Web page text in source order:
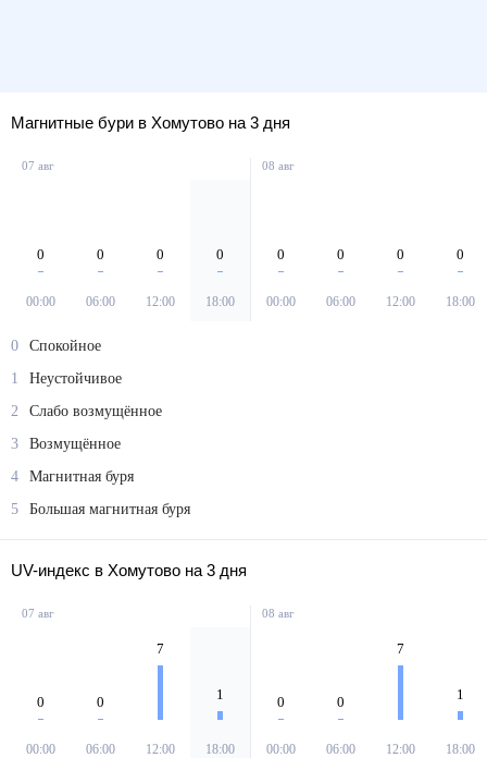
Магнитные бури в Хомутово на 3 дня
07 авг
0
00:00
0
06:00
0
12:00
0
18:00
08 авг
0
00:00
0
06:00
0
12:00
0
18:00
0
Спокойное
1
Неустойчивое
2
Слабо возмущённое
3
Возмущённое
4
Магнитная буря
5
Большая магнитная буря
UV-индекс в Хомутово на 3 дня
07 авг
0
00:00
0
06:00
7
12:00
1
18:00
08 авг
0
00:00
0
06:00
7
12:00
1
18:00